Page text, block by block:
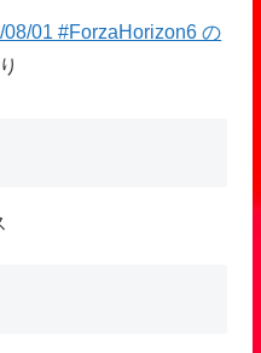
01 #ForzaHorizon6 の